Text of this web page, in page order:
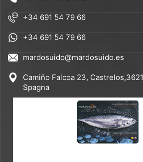
+34 691 54 79 66
+34 691 54 79 66
mardosuido@mardosuido.es
Camiño Falcoa 23,
Spagna